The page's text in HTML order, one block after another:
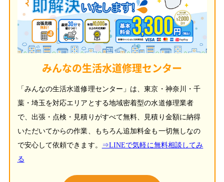
みんなの生活水道修理センター
「みんなの生活水道修理センター」は、東京・神奈川・千
葉・埼玉を対応エリアとする地域密着型の水道修理業者
で、出張・点検・見積りがすべて無料、見積り金額に納得
いただいてからの作業、もちろん追加料金も一切無しなの
で安心して依頼できます。
⇒LINEで気軽に無料相談してみ
る